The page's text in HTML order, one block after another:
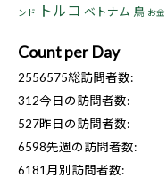
ンド
トルコ ベトナム 鳥 お金
Count per Day
2556575総訪問者数:
312今日の訪問者数:
527昨日の訪問者数:
6598先週の訪問者数:
6181 月別訪問者数: